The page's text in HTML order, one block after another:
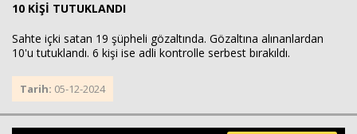
10 KİŞİ TUTUKLANDI
Sahte içki satan 19 şüpheli gözaltında. Gözaltına alınanlardan
10'u tutuklandı. 6 kişi ise adli kontrolle serbest bırakıldı.
Tarih: 05-12-2024